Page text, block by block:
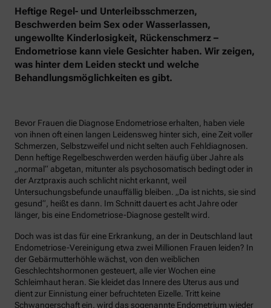
Heftige Regel- und Unterleibsschmerzen,
Beschwerden beim Sex oder Wasserlassen,
ungewollte Kinderlosigkeit, Rückenschmerz –
Endometriose kann viele Gesichter haben. Wir zeigen,
was hinter dem Leiden steckt und welche
Behandlungsmöglichkeiten es gibt.
Bevor Frauen die Diagnose Endometriose erhalten, haben viele
von ihnen oft einen langen Leidensweg hinter sich, eine Zeit voller
Schmerzen, Selbstzweifel und nicht selten auch Fehldiagnosen.
Denn heftige Regelbeschwerden werden häufig über Jahre als
„normal“ abgetan, mitunter als psychosomatisch bedingt oder in
der Arztpraxis auch schlicht nicht erkannt, weil
Untersuchungsbefunde unauffällig bleiben. „Da ist nichts, sie sind
gesund“, heißt es dann. Im Schnitt dauert es acht Jahre oder
länger, bis eine Endometriose-Diagnose gestellt wird.
Doch was ist das für eine Erkrankung, an der in Deutschland laut
Endometriose-Vereinigung etwa zwei Millionen Frauen leiden? In
der Gebärmutterhöhle wächst, von den weiblichen
Geschlechtshormonen gesteuert, alle vier Wochen eine
Schleimhaut heran. Sie kleidet das Innere des Uterus aus und
dient zur Einnistung einer befruchteten Eizelle. Tritt keine
Schwangerschaft ein, wird das sogenannte Endometrium wieder